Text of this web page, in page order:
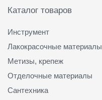
Каталог товаров
Инструмент
Лакокрасочные материалы
Метизы, крепеж
Отделочные материалы
Сантехника